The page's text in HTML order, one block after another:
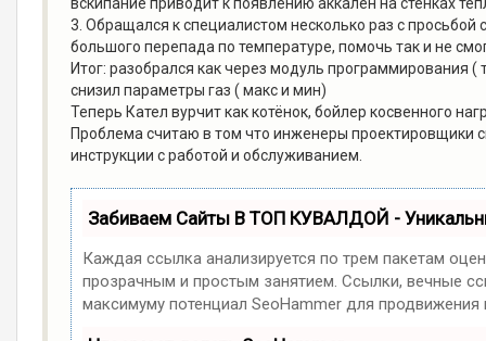
3. Обращался к специалистом несколько раз с
большого перепада по температуре, помочь так и не
Итог: разобрался как через модуль программирования
снизил параметры газ ( макс и мин)
Теперь Кател вурчит как котёнок, бойлер косвенного
Проблема считаю в том что инженеры проектировщики
инструкции с работой и обслуживанием.
Забиваем Сайты В ТОП КУВАЛДОЙ -
Каждая ссылка анализируется по трем пакетам
прозрачным и простым занятием. Ссылки, вечные
максимуму потенциал SeoHammer для продвижения